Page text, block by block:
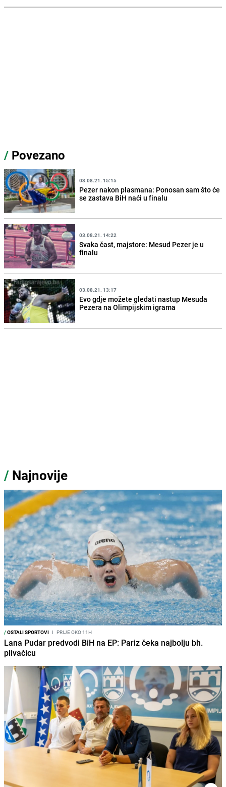
/ Povezano
03.08.21. 15:15
Pezer nakon plasmana: Ponosan sam što će
se zastava BiH naći u finalu
03.08.21. 14:22
Svaka čast, majstore: Mesud Pezer je u
finalu
03.08.21. 13:17
Evo gdje možete gledati nastup Mesuda
Pezera na Olimpijskim igrama
/ Najnovije
/OSTALI SPORTOVI I PRIJE OKO 11H
Lana Pudar predvodi BiH na EP: Pariz čeka najbolju bh.
plivačicu